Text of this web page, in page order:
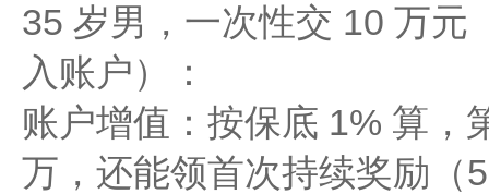
35 岁男，一次性交 10 万元
入账户）：
账户增值：按保底 1% 算，
万，还能领首次持续奖励（